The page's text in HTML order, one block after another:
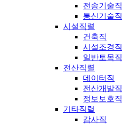
전송기술직
통신기술직
시설직렬
건축직
시설조경직
일반토목직
전산직렬
데이터직
전산개발직
정보보호직
기타직렬
감사직